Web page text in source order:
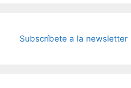
Subscríbete a la newsletter